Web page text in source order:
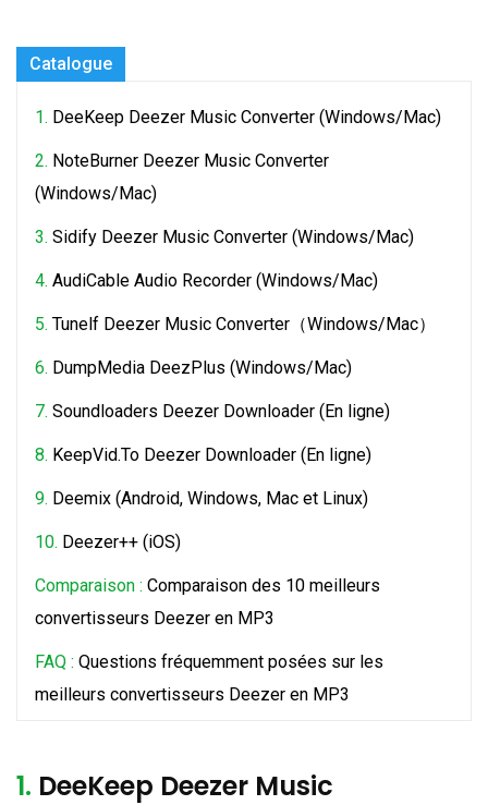
Catalogue
1. DeeKeep Deezer Music Converter (Windows/Mac)
2. NoteBurner Deezer Music Converter
(Windows/Mac)
3. Sidify Deezer Music Converter (Windows/Mac)
4. AudiCable Audio Recorder (Windows/Mac)
5. Tunelf Deezer Music Converter（Windows/Mac）
6. DumpMedia DeezPlus (Windows/Mac)
7. Soundloaders Deezer Downloader (En ligne)
8. KeepVid.To Deezer Downloader (En ligne)
9. Deemix (Android, Windows, Mac et Linux)
10. Deezer++ (iOS)
Comparaison : Comparaison des 10 meilleurs
convertisseurs Deezer en MP3
FAQ : Questions fréquemment posées sur les
meilleurs convertisseurs Deezer en MP3
1. DeeKeep Deezer Music